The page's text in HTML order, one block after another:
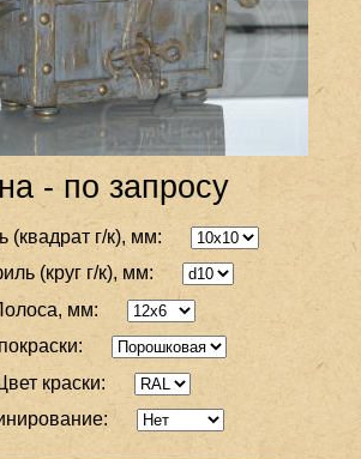
- по запросу
(квадрат г/к), мм:
(круг г/к), мм:
мм:
краски: